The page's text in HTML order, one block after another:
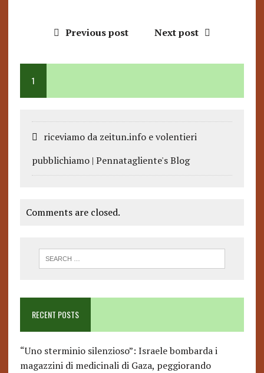
Previous post Next post
1
riceviamo da zeitun.info e volentieri
pubblichiamo | Pennatagliente's Blog
Comments are closed.
RECENT POSTS
“Uno sterminio silenzioso”: Israele bombarda i
magazzini di medicinali di Gaza, peggiorando